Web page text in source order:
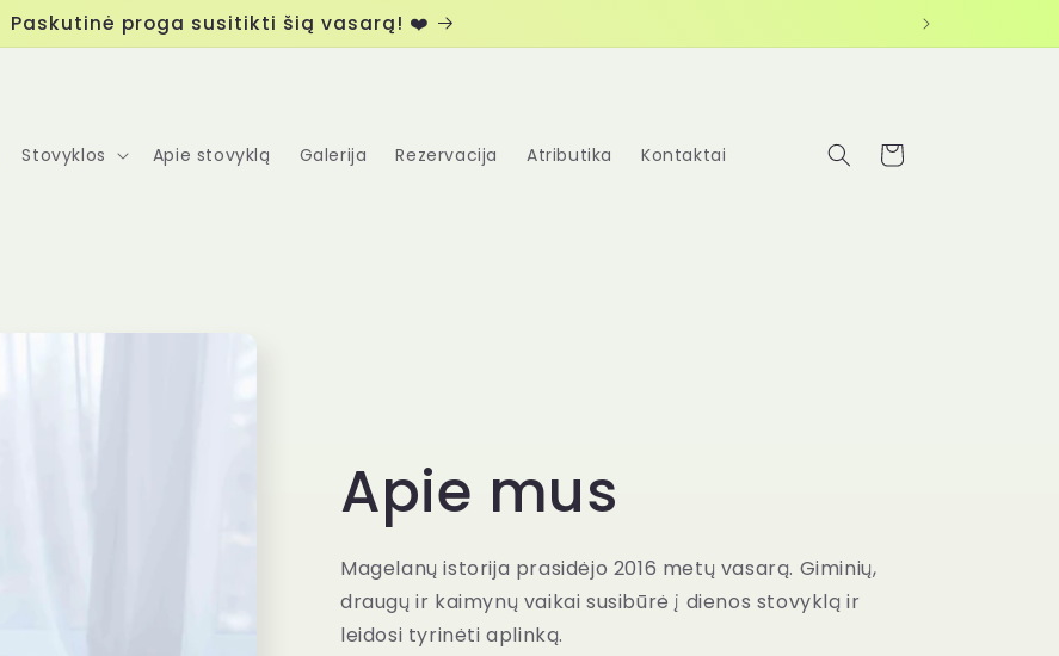
Paskutinė proga susitikti šią vasarą! ❤️
Stovyklos Apie stovyklą Galerija Rezervacija Atributika Kontaktai Krepšelis
Apie mus
Magelanų istorija prasidėjo 2016 metų vasarą. Giminių,
draugų ir kaimynų vaikai susibūrė į dienos stovyklą ir
leidosi tyrinėti aplinką.